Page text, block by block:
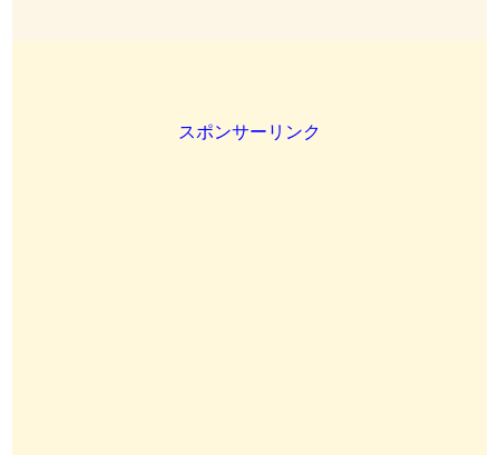
スポンサーリンク